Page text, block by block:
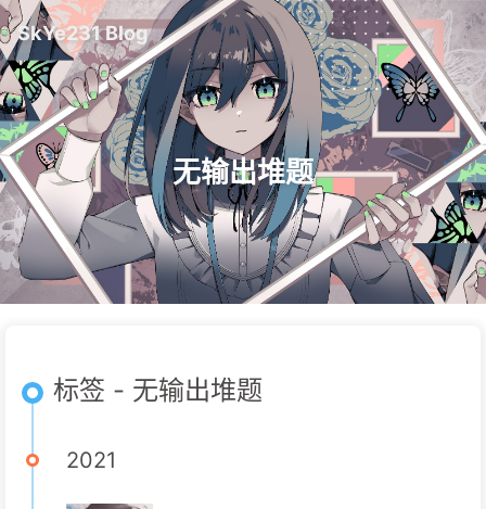
SkYe231 Blog
无输出堆题
标签 - 无输出堆题
2021